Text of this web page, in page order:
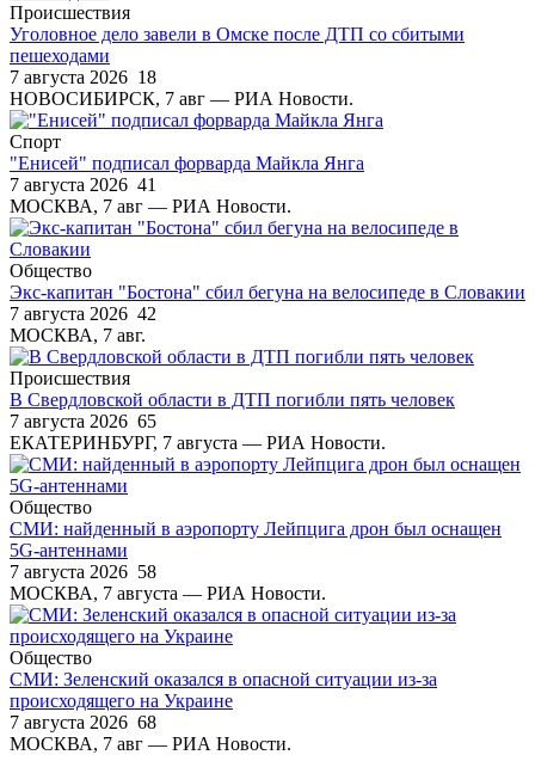
Происшествия
Уголовное дело завели в Омске после ДТП со сбитыми
пешеходами
7 августа 2026 18
НОВОСИБИРСК, 7 авг — РИА Новости.
Спорт
"Енисей" подписал форварда Майкла Янга
7 августа 2026 41
МОСКВА, 7 авг — РИА Новости.
Общество
Экс-капитан "Бостона" сбил бегуна на велосипеде в Словакии
7 августа 2026 42
МОСКВА, 7 авг.
Происшествия
В Свердловской области в ДТП погибли пять человек
7 августа 2026 65
ЕКАТЕРИНБУРГ, 7 августа — РИА Новости.
Общество
СМИ: найденный в аэропорту Лейпцига дрон был оснащен
5G-антеннами
7 августа 2026 58
МОСКВА, 7 августа — РИА Новости.
Общество
СМИ: Зеленский оказался в опасной ситуации из-за
происходящего на Украине
7 августа 2026 68
МОСКВА, 7 авг — РИА Новости.